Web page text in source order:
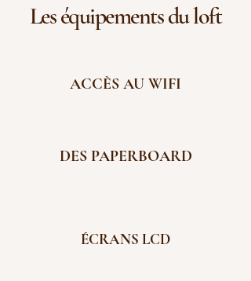
Les équipements du loft
ACCÈS AU WIFI
DES PAPERBOARD
ÉCRANS LCD